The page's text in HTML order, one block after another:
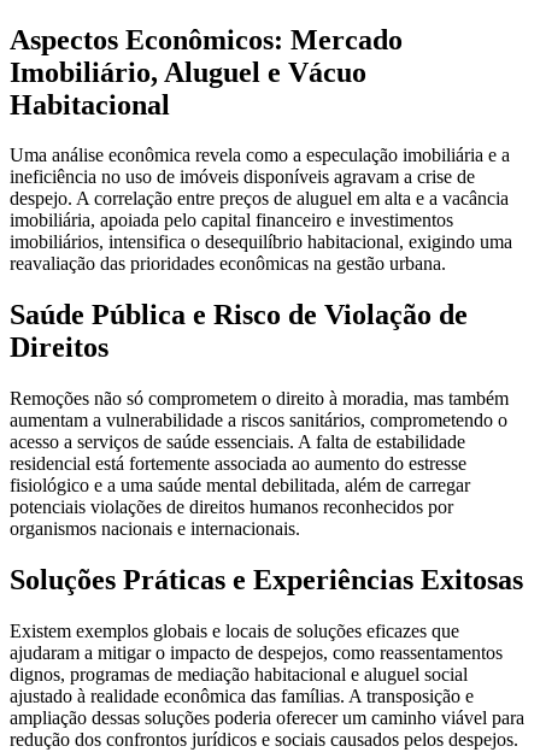
Aspectos Econômicos: Mercado
Imobiliário, Aluguel e Vácuo
Habitacional
Uma análise econômica revela como a especulação imobiliária e a
ineficiência no uso de imóveis disponíveis agravam a crise de
despejo. A correlação entre preços de aluguel em alta e a vacância
imobiliária, apoiada pelo capital financeiro e investimentos
imobiliários, intensifica o desequilíbrio habitacional, exigindo uma
reavaliação das prioridades econômicas na gestão urbana.
Saúde Pública e Risco de Violação de
Direitos
Remoções não só comprometem o direito à moradia, mas também
aumentam a vulnerabilidade a riscos sanitários, comprometendo o
acesso a serviços de saúde essenciais. A falta de estabilidade
residencial está fortemente associada ao aumento do estresse
fisiológico e a uma saúde mental debilitada, além de carregar
potenciais violações de direitos humanos reconhecidos por
organismos nacionais e internacionais.
Soluções Práticas e Experiências Exitosas
Existem exemplos globais e locais de soluções eficazes que
ajudaram a mitigar o impacto de despejos, como reassentamentos
dignos, programas de mediação habitacional e aluguel social
ajustado à realidade econômica das famílias. A transposição e
ampliação dessas soluções poderia oferecer um caminho viável para
redução dos confrontos jurídicos e sociais causados pelos despejos.